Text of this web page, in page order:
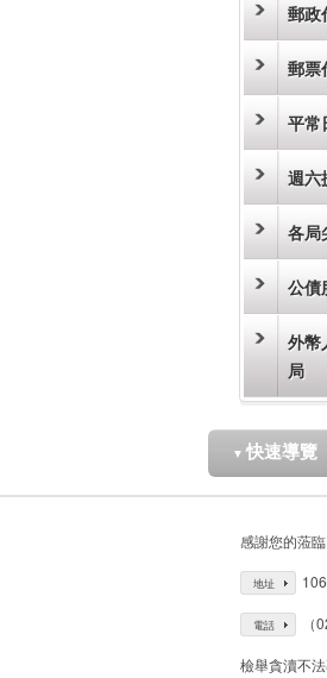
郵政
郵票
平常
週六
各局
公債
外幣
局
▼ 快速導覽
感謝您的蒞
地址
電話
檢舉貪瀆不